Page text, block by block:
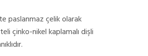
paslanmaz çelik olarak
çinko-nikel kaplamalı dişli